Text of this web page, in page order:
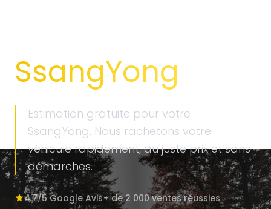
SsangYong
Estimation gratuite pour votre
SsangYong. Nous rachetons votre
véhicule rapidement, au juste prix et sans
démarches.
4.7/5 Google Avis+ de 2 000 ventes réussies